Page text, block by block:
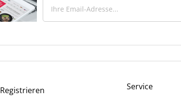
Registrieren Service